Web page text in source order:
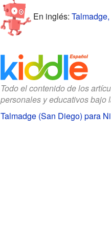
En inglés:
Todo el contenido de los
personales y educativos bajo
Talmadge (San Diego) para